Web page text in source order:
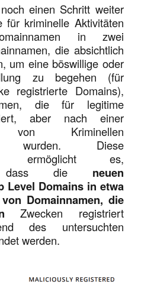
einen Schritt weiter
für kriminelle Aktivitäten
in zwei
die absichtlich
um eine böswillige oder
zu begehen (für
registrierte Domains),
die für legitime
aber nach einer
von Kriminellen
wurden. Diese
ermöglicht es,
dass die neuen
Level Domains in etwa
Domainnamen, die
Zwecken registriert
des untersuchten
werden.